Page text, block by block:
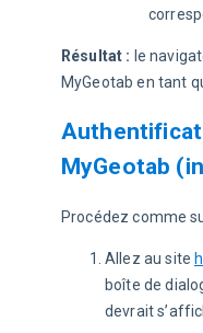
Résultat : le
MyGeotab en tant
MyGeotab
Procédez comme
Allez au site
boîte de
devrait